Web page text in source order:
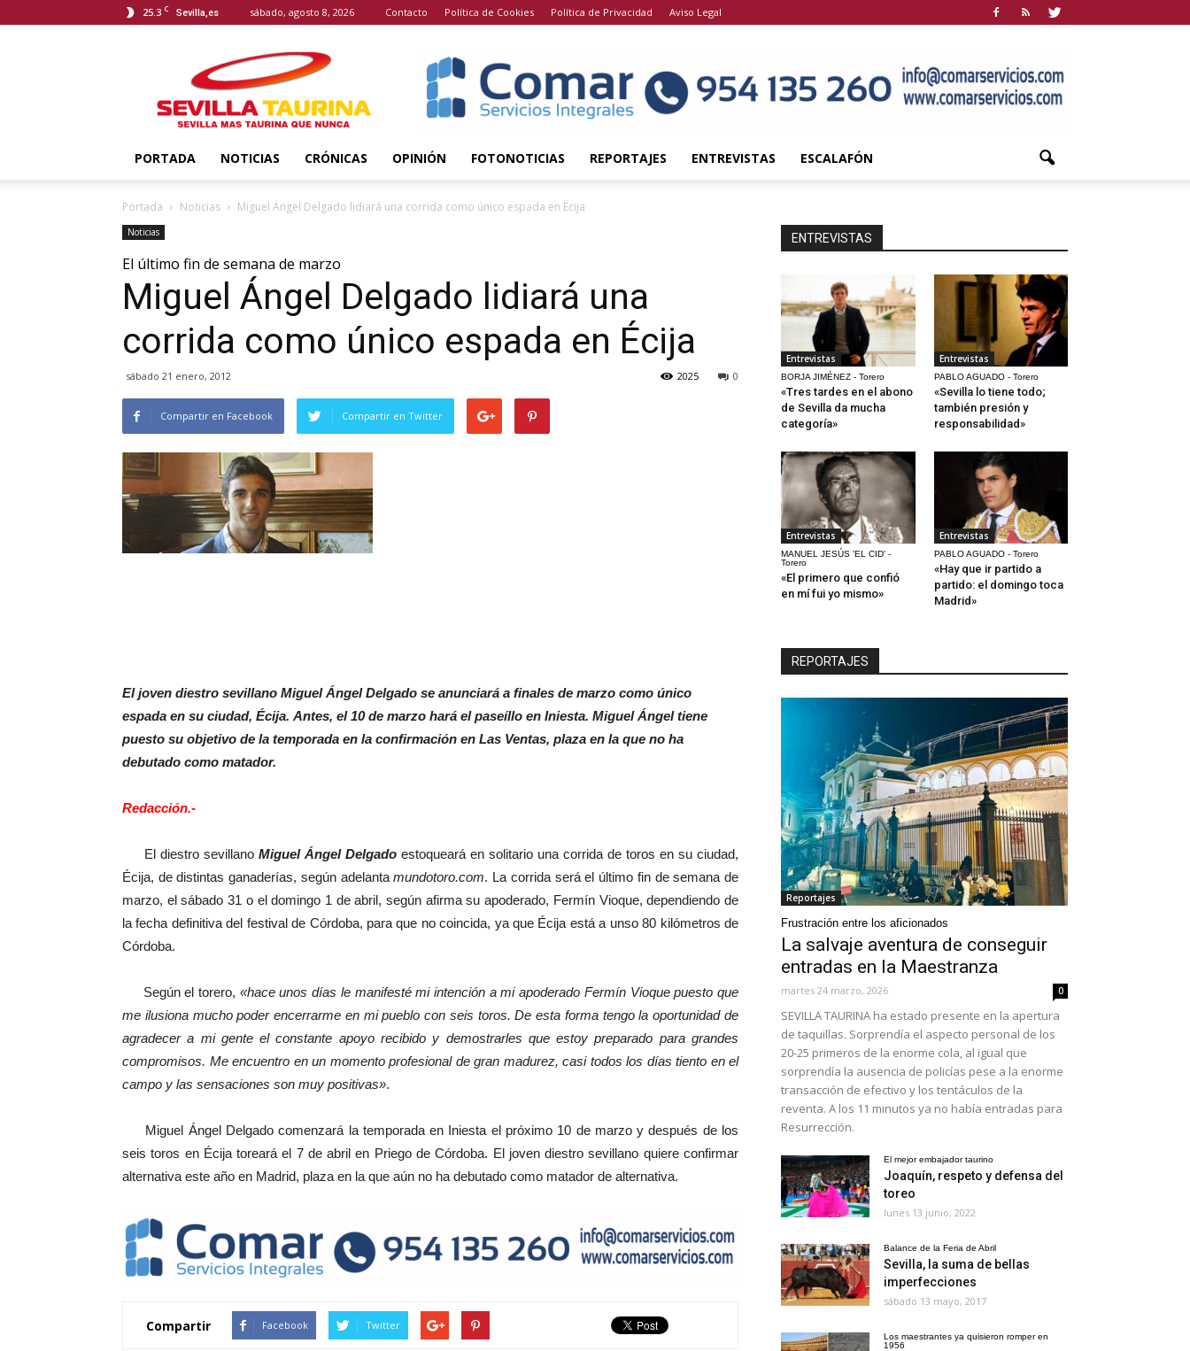
25.3 C Sevilla,es sábado, agosto 8, 2026 Contacto Política de Cookies Política de Privacidad Aviso Legal
Taurina
PORTADA NOTICIAS CRÓNICAS OPINIÓN FOTONOTICIAS REPORTAJES ENTREVISTAS ESCALAFÓN
Portada Noticias Miguel Ángel Delgado lidiará una corrida como único espada en Écija
Noticias
El último fin de semana de marzo
Miguel Ángel Delgado lidiará una
corrida como único espada en Écija
sábado 21 enero, 2012 0
2025
Compartir en Facebook Compartir en Twitter
El joven diestro sevillano Miguel Ángel Delgado se anunciará a finales de marzo como único
espada en su ciudad, Écija. Antes, el 10 de marzo hará el paseíllo en Iniesta. Miguel Ángel tiene
puesto su objetivo de la temporada en la confirmación en Las Ventas, plaza en la que no ha
debutado como matador.
Redacción.-
El diestro sevillano Miguel Ángel Delgado estoqueará en solitario una corrida de toros en su ciudad,
Écija, de distintas ganaderías, según adelantamundotoro.com. La corrida será el último fin de semana de
marzo, el sábado 31 o el domingo 1 de abril, según afirma su apoderado, Fermín Vioque, dependiendo de
la fecha definitiva del festival de Córdoba, para que no coincida, ya que Écija está a unso 80 kilómetros de
Córdoba.
Según el torero, «hace unos días le manifesté mi intención a mi apoderado Fermín Vioque puesto que
me ilusiona mucho poder encerrarme en mi pueblo con seis toros. De esta forma tengo la oportunidad de
agradecer a mi gente el constante apoyo recibido y demostrarles que estoy preparado para grandes
compromisos. Me encuentro en un momento profesional de gran madurez, casi todos los días tiento en el
campo y las sensaciones son muy positivas».
Miguel Ángel Delgado comenzará la temporada en Iniesta el próximo 10 de marzo y después de los
seis toros en Écija toreará el 7 de abril en Priego de Córdoba. El joven diestro sevillano quiere confirmar
alternativa este año en Madrid, plaza en la que aún no ha debutado como matador de alternativa.
Compartir Facebook Twitter
ENTREVISTAS
Entrevistas
BORJA JIMÉNEZ - Torero
«Tres tardes en el abono
de Sevilla da mucha
categoría»
Entrevistas
PABLO AGUADO - Torero
«Sevilla lo tiene todo;
también presión y
responsabilidad»
Entrevistas
MANUEL JESÚS 'EL CID' -
Torero
«El primero que confió
en mí fui yo mismo»
Entrevistas
PABLO AGUADO - Torero
«Hay que ir partido a
partido: el domingo toca
Madrid»
REPORTAJES
Reportajes
Frustración entre los aficionados
La salvaje aventura de conseguir
entradas en la Maestranza
martes 24 marzo, 2026 0
SEVILLA TAURINA ha estado presente en la apertura
de taquillas. Sorprendía el aspecto personal de los
20-25 primeros de la enorme cola, al igual que
sorprendía la ausencia de policías pese a la enorme
transacción de efectivo y los tentáculos de la
reventa. A los 11 minutos ya no había entradas para
Resurrección.
El mejor embajador taurino
Joaquín, respeto y defensa del
toreo
lunes 13 junio, 2022
Balance de la Feria de Abril
Sevilla, la suma de bellas
imperfecciones
sábado 13 mayo, 2017
Los maestrantes ya quisieron romper en
1956